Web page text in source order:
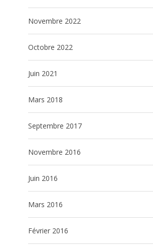
novembre 2022
octobre 2022
juin 2021
mars 2018
septembre 2017
novembre 2016
juin 2016
mars 2016
février 2016